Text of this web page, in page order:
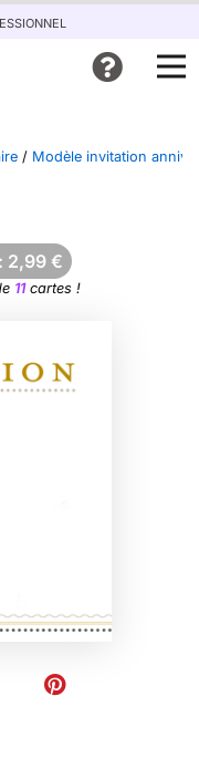
/ Modèle invitation
2,99 €
11cartes !